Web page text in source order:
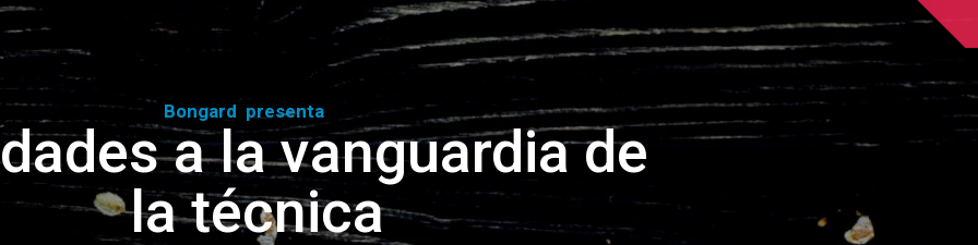
Bongard presenta
a la vanguardia de
la técnica